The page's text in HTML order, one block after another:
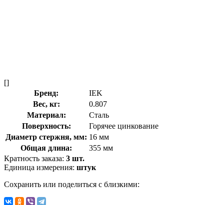
[]
Бренд:
IEK
Вес, кг:
0.807
Материал:
Сталь
Поверхность:
Горячее цинкование
Диаметр стержня, мм: 16 мм
Общая длина:
355 мм
Кратность заказа: 3 шт.
Единица измерения: штук
Сохранить или поделиться с близкими: